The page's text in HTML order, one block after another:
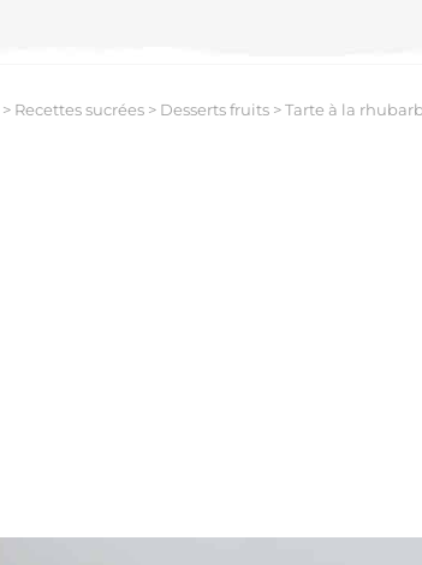
> Recettes sucrées > Desserts fruits >Tarte à la